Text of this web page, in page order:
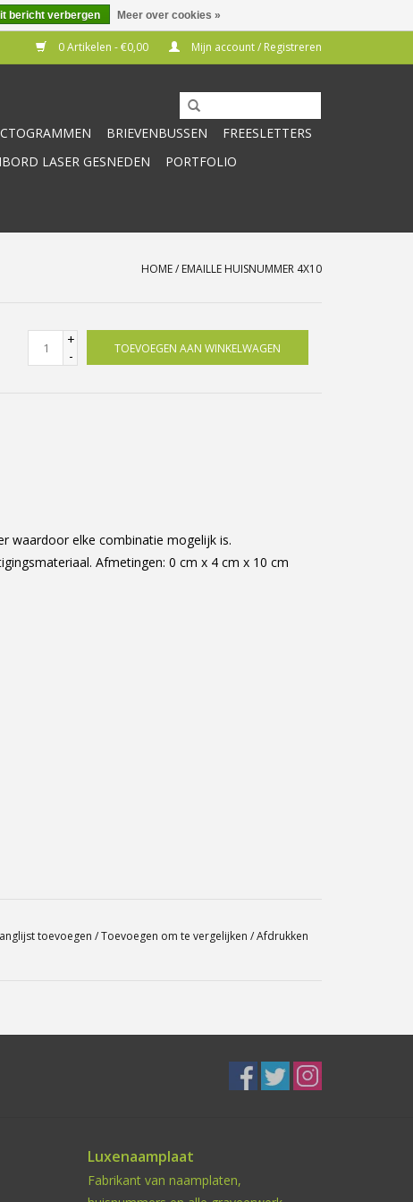
0 Artikelen - €0,00 Mijn account / Registreren
BRIEVENBUSSEN
FREESLETTERS
LASER GESNEDEN
PORTFOLIO
HOME/ EMAILLE HUISNUMMER 4X10
+
-
TOEVOEGEN AAN WINKELWAGEN
waardoor elke combinatie mogelijk is.
Afmetingen: 0 cm x 4 cm x 10 cm
toevoegen /Toevoegen om te vergelijken /Afdrukken
Luxenaamplaat
Fabrikant van naamplaten,
bericht verbergen Meer over cookies »